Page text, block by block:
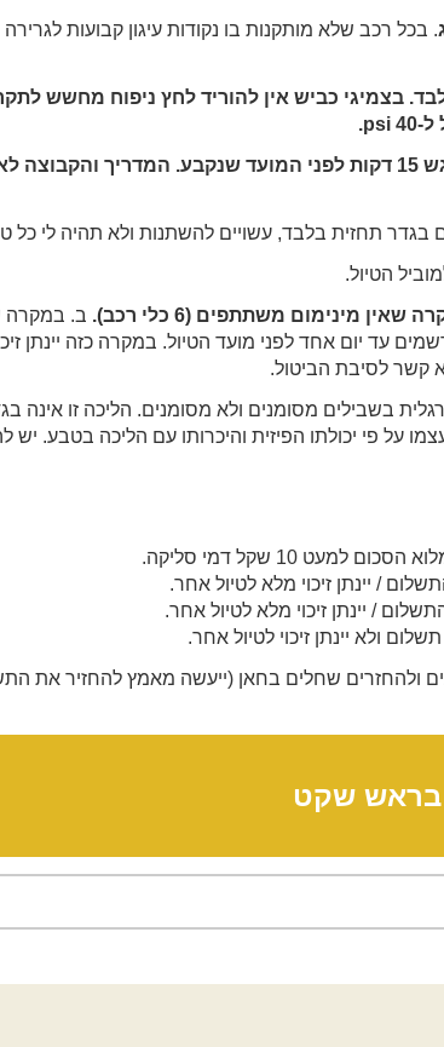
. בכל רכב שלא מותקנות בו נקודות עיגון קבועות
בצמיגי כביש אין להוריד לחץ ניפוח מחשש
הגעה לטיול: מומלץ להגיע לנקודת המפגש 15 דקות לפני המועד שנקבע.
בגדר תחזית בלבד, עשויים להשתנות ולא תהיה לי כל
הטיול.
מינימום משתתפים (6 כלי רכב).
ב. במקרה
עד יום אחד לפני מועד הטיול. במקרה כזה יינתן
קשר לסיבת הביטול.
בשבילים מסומנים ולא מסומנים. הליכה זו אינה
פי יכולתו הפיזית והיכרותו עם הליכה בטבע. יש
ולהחזרים שחלים בחאן (ייעשה מאמץ להחזיר את
בראש שקט